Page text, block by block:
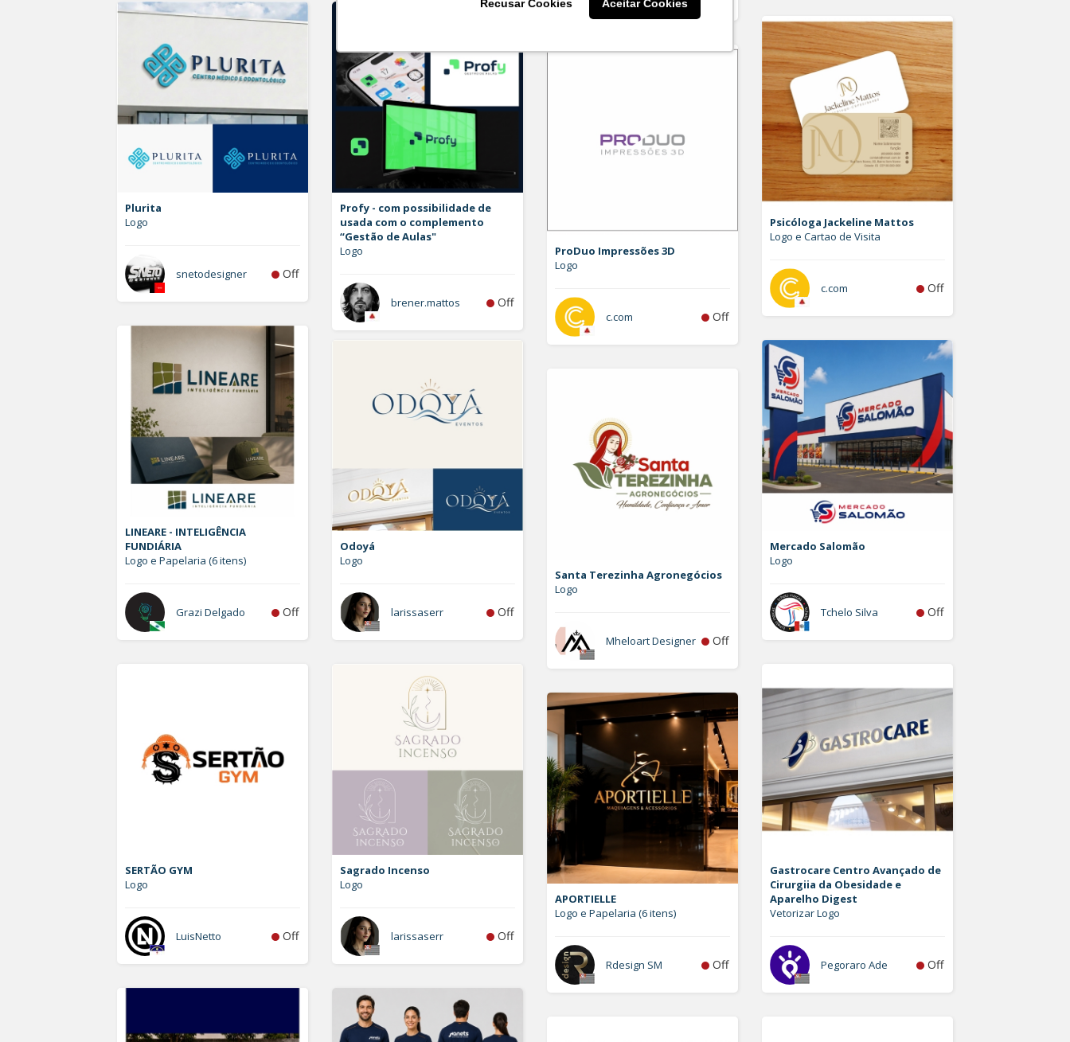
Recusar Cookies Aceitar Cookies
Plurita
Logo
snetodesigner Off
Profy - com possibilidade de
usada com o complemento
“Gestão de Aulas"
Logo
brener.mattos Off
Psicóloga Jackeline Mattos
Logo e Cartao de Visita
c.com Off
ProDuo Impressões 3D
Logo
c.com Off
LINEARE - INTELIGÊNCIA
FUNDIÁRIA
Logo e Papelaria (6 itens)
Grazi Delgado Off
Odoyá
Logo
larissaserr Off
Mercado Salomão
Logo
Tchelo Silva Off
Santa Terezinha Agronegócios
Logo
Mheloart Designer Off
SERTÃO GYM
Logo
LuisNetto Off
Sagrado Incenso
Logo
larissaserr Off
Gastrocare Centro Avançado de
Cirurgiia da Obesidade e
Aparelho Digest
Vetorizar Logo
Pegoraro Ade Off
APORTIELLE
Logo e Papelaria (6 itens)
Rdesign SM Off